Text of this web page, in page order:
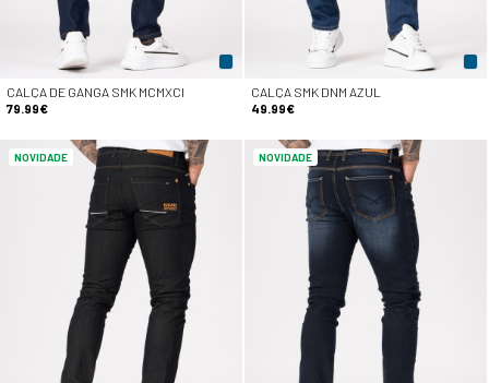
CALÇA DE GANGA SMK MCMXCI
79.99€
CALÇA SMK DNM AZUL
49.99€
NOVIDADE NOVIDADE